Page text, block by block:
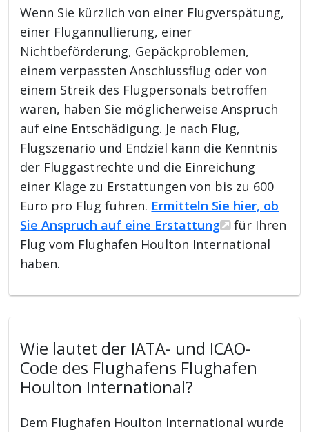
Wenn Sie kürzlich von einer Flugverspätung,
einer Flugannullierung, einer
Nichtbeförderung, Gepäckproblemen,
einem verpassten Anschlussflug oder von
einem Streik des Flugpersonals betroffen
waren, haben Sie möglicherweise Anspruch
auf eine Entschädigung. Je nach Flug,
Flugszenario und Endziel kann die Kenntnis
der Fluggastrechte und die Einreichung
einer Klage zu Erstattungen von bis zu 600
Euro pro Flug führen. Ermitteln Sie hier, ob
Sie Anspruch auf eine Erstattung
für Ihren
Flug vom Flughafen Houlton International
haben.
Wie lautet der IATA- und ICAO-
Code des Flughafens Flughafen
Houlton International?
Dem Flughafen Houlton International wurde